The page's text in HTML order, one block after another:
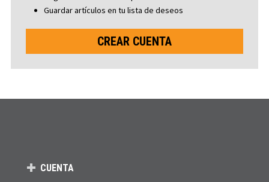
Guardar artículos en tu lista de deseos
CREAR CUENTA
CUENTA